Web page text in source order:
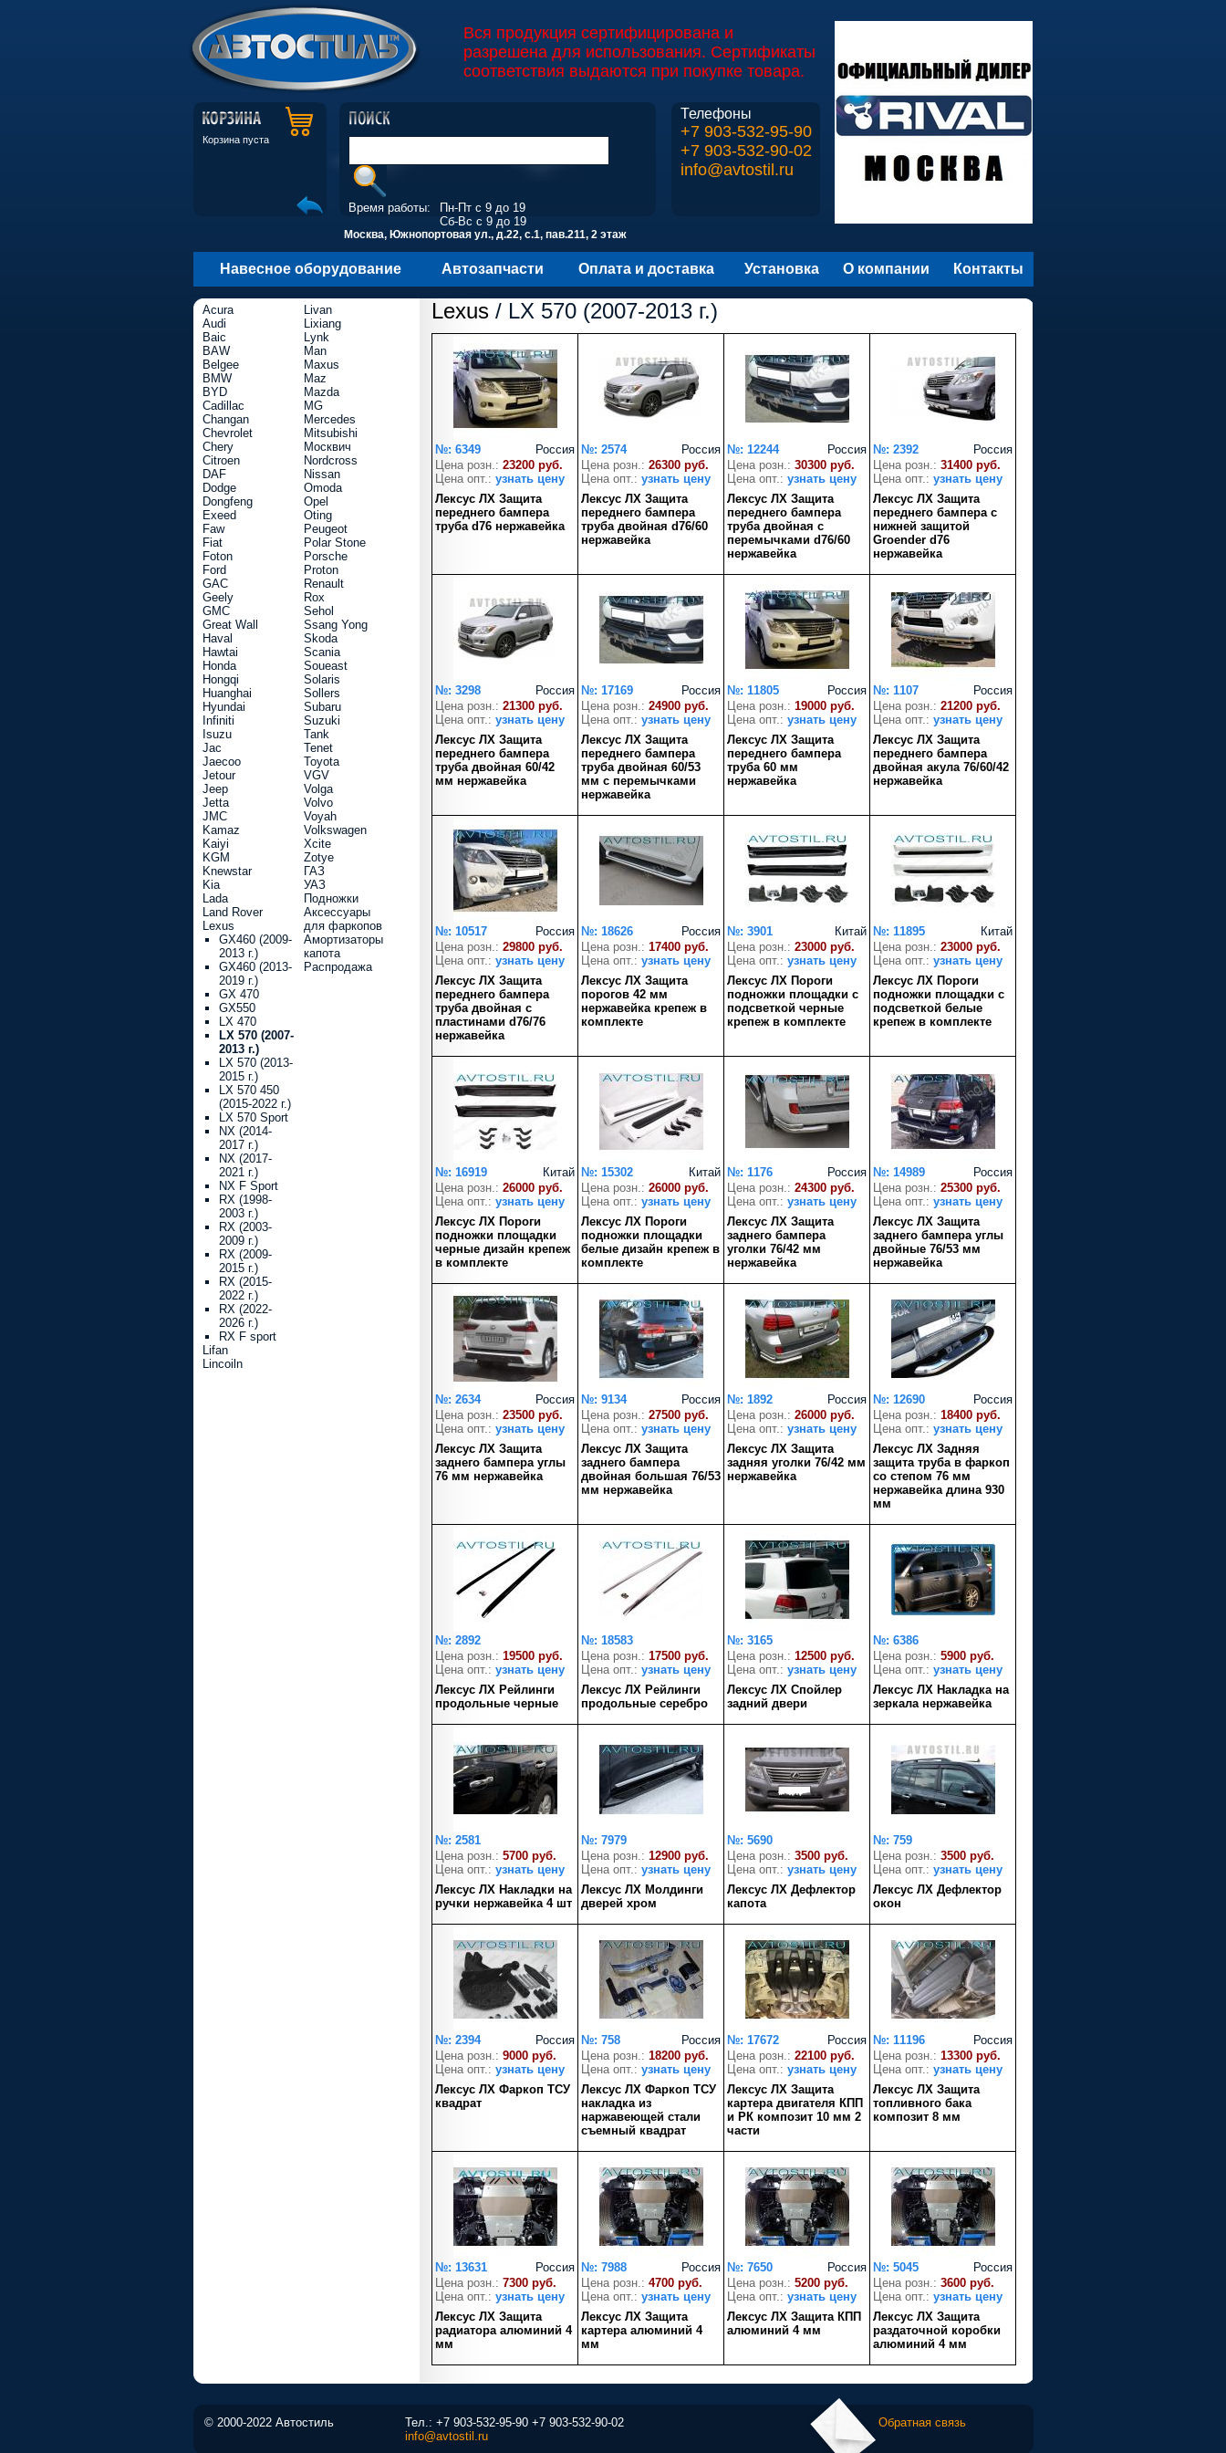
Вся продукция сертифицирована и
разрешена для использования. Сертификаты
соответствия выдаются при покупке товара.
Корзина пуста
Телефоны
+7 903-532-95-90
+7 903-532-90-02
info@avtostil.ru
Время работы:
Пн-Пт с 9 до 19
Сб-Вс с 9 до 19
Москва, Южнопортовая ул., д.22, с.1, пав.211, 2 этаж
Навесное оборудование Автозапчасти Оплата и доставка Установка О компании Контакты
Lexus / LX 570 (2007-2013 г.)
Россия
№: 6349
Цена розн.: 23200 руб.
Цена опт.: узнать цену
Лексус ЛХ Защита
переднего бампера
труба d76 нержавейка
Россия
№: 2574
Цена розн.: 26300 руб.
Цена опт.: узнать цену
Лексус ЛХ Защита
переднего бампера
труба двойная d76/60
нержавейка
Россия
№: 12244
Цена розн.: 30300 руб.
Цена опт.: узнать цену
Лексус ЛХ Защита
переднего бампера
труба двойная с
перемычками d76/60
нержавейка
Россия
№: 2392
Цена розн.: 31400 руб.
Цена опт.: узнать цену
Лексус ЛХ Защита
переднего бампера с
нижней защитой
Groender d76
нержавейка
Россия
№: 3298
Цена розн.: 21300 руб.
Цена опт.: узнать цену
Лексус ЛХ Защита
переднего бампера
труба двойная 60/42
мм нержавейка
Россия
№: 17169
Цена розн.: 24900 руб.
Цена опт.: узнать цену
Лексус ЛХ Защита
переднего бампера
труба двойная 60/53
мм с перемычками
нержавейка
Россия
№: 11805
Цена розн.: 19000 руб.
Цена опт.: узнать цену
Лексус ЛХ Защита
переднего бампера
труба 60 мм
нержавейка
Россия
№: 1107
Цена розн.: 21200 руб.
Цена опт.: узнать цену
Лексус ЛХ Защита
переднего бампера
двойная акула 76/60/42
нержавейка
Россия
№: 10517
Цена розн.: 29800 руб.
Цена опт.: узнать цену
Лексус ЛХ Защита
переднего бампера
труба двойная с
пластинами d76/76
нержавейка
Россия
№: 18626
Цена розн.: 17400 руб.
Цена опт.: узнать цену
Лексус ЛХ Защита
порогов 42 мм
нержавейка крепеж в
комплекте
Китай
№: 3901
Цена розн.: 23000 руб.
Цена опт.: узнать цену
Лексус ЛХ Пороги
подножки площадки с
подсветкой черные
крепеж в комплекте
Китай
№: 11895
Цена розн.: 23000 руб.
Цена опт.: узнать цену
Лексус ЛХ Пороги
подножки площадки с
подсветкой белые
крепеж в комплекте
Китай
№: 16919
Цена розн.: 26000 руб.
Цена опт.: узнать цену
Лексус ЛХ Пороги
подножки площадки
черные дизайн крепеж
в комплекте
Китай
№: 15302
Цена розн.: 26000 руб.
Цена опт.: узнать цену
Лексус ЛХ Пороги
подножки площадки
белые дизайн крепеж в
комплекте
Россия
№: 1176
Цена розн.: 24300 руб.
Цена опт.: узнать цену
Лексус ЛХ Защита
заднего бампера
уголки 76/42 мм
нержавейка
Россия
№: 14989
Цена розн.: 25300 руб.
Цена опт.: узнать цену
Лексус ЛХ Защита
заднего бампера углы
двойные 76/53 мм
нержавейка
Россия
№: 2634
Цена розн.: 23500 руб.
Цена опт.: узнать цену
Лексус ЛХ Защита
заднего бампера углы
76 мм нержавейка
Россия
№: 9134
Цена розн.: 27500 руб.
Цена опт.: узнать цену
Лексус ЛХ Защита
заднего бампера
двойная большая 76/53
мм нержавейка
Россия
№: 1892
Цена розн.: 26000 руб.
Цена опт.: узнать цену
Лексус ЛХ Защита
задняя уголки 76/42 мм
нержавейка
Россия
№: 12690
Цена розн.: 18400 руб.
Цена опт.: узнать цену
Лексус ЛХ Задняя
защита труба в фаркоп
со степом 76 мм
нержавейка длина 930
мм
№: 2892
Цена розн.: 19500 руб.
Цена опт.: узнать цену
Лексус ЛХ Рейлинги
продольные черные
№: 18583
Цена розн.: 17500 руб.
Цена опт.: узнать цену
Лексус ЛХ Рейлинги
продольные серебро
№: 3165
Цена розн.: 12500 руб.
Цена опт.: узнать цену
Лексус ЛХ Спойлер
задний двери
№: 6386
Цена розн.: 5900 руб.
Цена опт.: узнать цену
Лексус ЛХ Накладка на
зеркала нержавейка
№: 2581
Цена розн.: 5700 руб.
Цена опт.: узнать цену
Лексус ЛХ Накладки на
ручки нержавейка 4 шт
№: 7979
Цена розн.: 12900 руб.
Цена опт.: узнать цену
Лексус ЛХ Молдинги
дверей хром
№: 5690
Цена розн.: 3500 руб.
Цена опт.: узнать цену
Лексус ЛХ Дефлектор
капота
№: 759
Цена розн.: 3500 руб.
Цена опт.: узнать цену
Лексус ЛХ Дефлектор
окон
Россия
№: 2394
Цена розн.: 9000 руб.
Цена опт.: узнать цену
Лексус ЛХ Фаркоп ТСУ
квадрат
Россия
№: 758
Цена розн.: 18200 руб.
Цена опт.: узнать цену
Лексус ЛХ Фаркоп ТСУ
накладка из
наржавеющей стали
съемный квадрат
Россия
№: 17672
Цена розн.: 22100 руб.
Цена опт.: узнать цену
Лексус ЛХ Защита
картера двигателя КПП
и РК композит 10 мм 2
части
Россия
№: 11196
Цена розн.: 13300 руб.
Цена опт.: узнать цену
Лексус ЛХ Защита
топливного бака
композит 8 мм
Россия
№: 13631
Цена розн.: 7300 руб.
Цена опт.: узнать цену
Лексус ЛХ Защита
радиатора алюминий 4
мм
Россия
№: 7988
Цена розн.: 4700 руб.
Цена опт.: узнать цену
Лексус ЛХ Защита
картера алюминий 4
мм
Россия
№: 7650
Цена розн.: 5200 руб.
Цена опт.: узнать цену
Лексус ЛХ Защита КПП
алюминий 4 мм
Россия
№: 5045
Цена розн.: 3600 руб.
Цена опт.: узнать цену
Лексус ЛХ Защита
раздаточной коробки
алюминий 4 мм
Acura
Audi
Baic
BAW
Belgee
BMW
BYD
Cadillac
Changan
Chevrolet
Chery
Citroen
DAF
Dodge
Dongfeng
Exeed
Faw
Fiat
Foton
Ford
GAC
Geely
GMC
Great Wall
Haval
Hawtai
Honda
Hongqi
Huanghai
Hyundai
Infiniti
Isuzu
Jac
Jaecoo
Jetour
Jeep
Jetta
JMC
Kamaz
Kaiyi
KGM
Knewstar
Kia
Lada
Land Rover
Lexus
GX460 (2009-
2013 г.)
GX460 (2013-
2019 г.)
GX 470
GX550
LX 470
LX 570 (2007-
2013 г.)
LX 570 (2013-
2015 г.)
LX 570 450
(2015-2022 г.)
LX 570 Sport
NX (2014-
2017 г.)
NX (2017-
2021 г.)
NX F Sport
RX (1998-
2003 г.)
RX (2003-
2009 г.)
RX (2009-
2015 г.)
RX (2015-
2022 г.)
RX (2022-
2026 г.)
RX F sport
Lifan
Lincoiln
Livan
Lixiang
Lynk
Man
Maxus
Maz
Mazda
MG
Mercedes
Mitsubishi
Москвич
Nordcross
Nissan
Omoda
Opel
Oting
Peugeot
Polar Stone
Porsche
Proton
Renault
Rox
Sehol
Ssang Yong
Skoda
Scania
Soueast
Solaris
Sollers
Subaru
Suzuki
Tank
Tenet
Toyota
VGV
Volga
Volvo
Voyah
Volkswagen
Xcite
Zotye
ГАЗ
УАЗ
Подножки
Аксессуары
для фаркопов
Амортизаторы
капота
Распродажа
© 2000-2022 Автостиль Тел.: +7 903-532-95-90 +7 903-532-90-02
info@avtostil.ru
Обратная связь